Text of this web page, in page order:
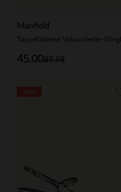
Manfield
89.98
45.00